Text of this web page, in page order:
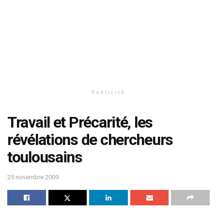
Publicité
Travail et Précarité, les
révélations de chercheurs
toulousains
25 novembre 2009